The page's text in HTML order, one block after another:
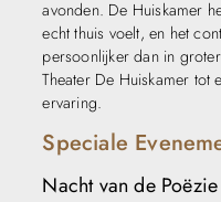
avonden. De Huiskamer
echt thuis voelt, en het
persoonlijker dan in
Theater De Huiskamer tot
ervaring.
Speciale
Nacht van de Poëzie